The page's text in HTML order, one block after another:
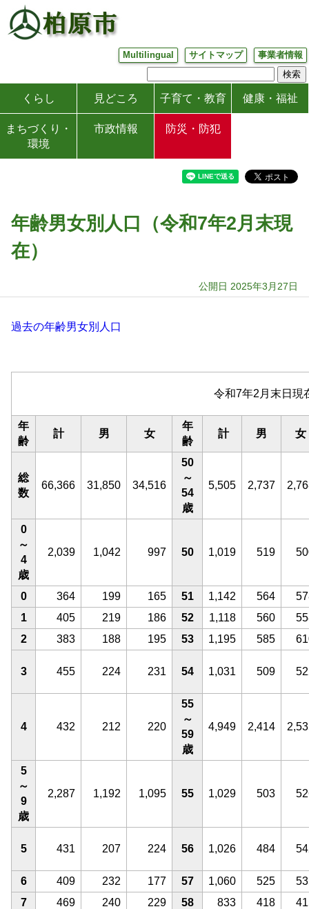
Multilingual サイトマップ 事業者情報
くらし 見どころ 子育て・教育 健康・福祉
まちづくり・
環境
市政情報 防災・防犯
年齢男女別人口（令和7年2月末現
在）
公開日 2025年3月27日
過去の年齢男女別人口
令和7年2月末日現
年
齢
計 男 女
年
齢
計 男 女
総
数
66,366 31,850 34,516
50
～
54
歳
5,505 2,737
0
～
4
歳
2,039 1,042 997 50 1,019 519
0 364 199 165 51 1,142 564
1
405 219 186 52 1,118 560
2
383 188 195 53 1,195 585
3 455 224 231 54 1,031 509
4 432 212 220
55
～
59
歳
4,949 2,414
5
～
9
歳
2,287 1,192 1,095 55 1,029 503
5 431 207 224 56 1,026 484
6 409 232 177 57 1,060 525
7
469 240 229 58 833 418